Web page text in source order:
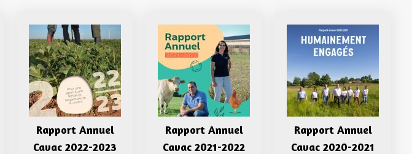
Rapport Annuel
Cavac 2022-2023
Rapport Annuel
Cavac 2021-2022
Rapport Annuel
Cavac 2020-2021